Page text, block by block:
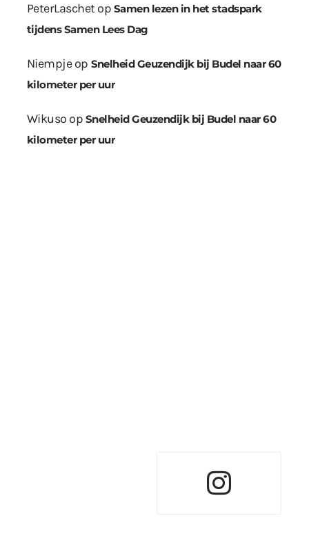
PeterLaschetop Samen lezen in het stadspark
tijdens Samen Lees Dag
Niempjeop Snelheid Geuzendijk bij Budel naar 60
kilometer per uur
Wikuso op Snelheid Geuzendijk bij Budel naar 60
kilometer per uur